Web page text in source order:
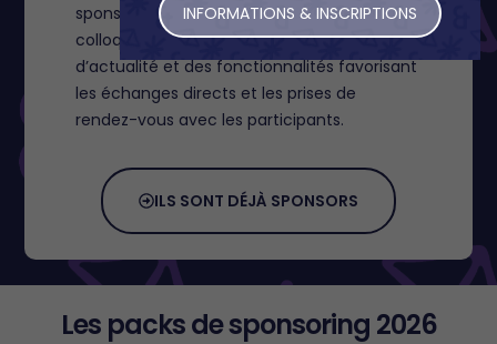
sponsor dédié sur l’application mobile du
colloque, avec une visibilité dans le fil
d’actualité et des fonctionnalités favorisant
les échanges directs et les prises de
rendez-vous avec les participants.
ILS SONT DÉJÀ SPONSORS
Les packs de sponsoring 2026
INFORMATIONS & INSCRIPTIONS